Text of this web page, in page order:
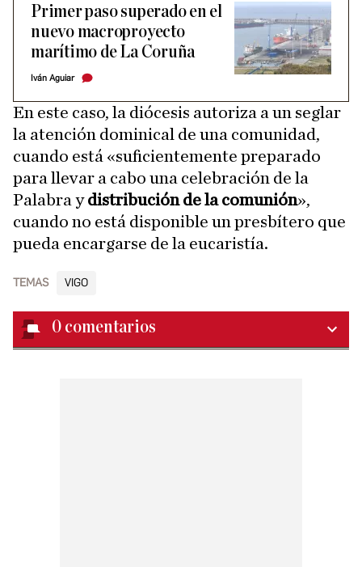
Primer paso superado en el
nuevo macroproyecto
marítimo de La Coruña
Iván Aguiar
En este caso, la diócesis autoriza a un seglar
la atención dominical de una comunidad,
cuando está «suficientemente preparado
para llevar a cabo una celebración de la
Palabra ydistribución de la comunión»,
cuando no está disponible un presbítero que
pueda encargarse de la eucaristía.
TEMAS VIGO
0 comentarios